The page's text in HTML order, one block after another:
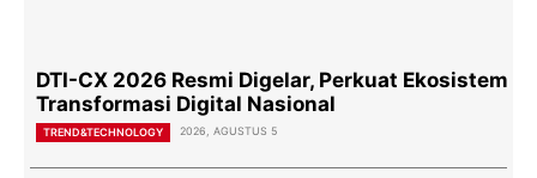
DTI-CX 2026 Resmi Digelar, Perkuat Ekosistem
Transformasi Digital Nasional
TREND&TECHNOLOGY 2026, AGUSTUS 5